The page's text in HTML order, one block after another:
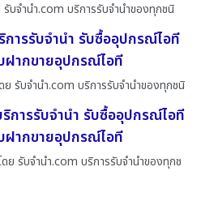
บจํานํา.com บริการรับจำนำของทุกชนิ
ารรับจำนำ รับซื้ออุปกรณ์ไอที
ฝากขายอุปกรณ์ไอที
รับจํานํา.com บริการรับจำนำของทุกชนิ
การรับจำนำ รับซื้ออุปกรณ์ไอที
ฝากขายอุปกรณ์ไอที
ย รับจํานํา.com บริการรับจำนำของทุกช